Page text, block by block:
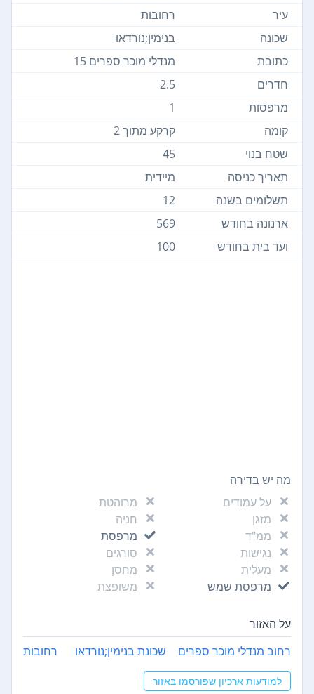
עיר
רחובות
שכונה
בנימין;נורדאו
כתובת
מנדלי מוכר ספרים 15
חדרים
2.5
מרפסות
1
קומה
קרקע מתוך 2
שטח בנוי
45
תאריך כניסה
מיידית
תשלומים בשנה
12
ארנונה בחודש
569
ועד בית בחודש
100
מה יש בדירה
על עמודים
מרוהטת
מזגן
חניה
ממ"ד
מרפסת
נגישות
סורגים
מעלית
מחסן
מרפסת שמש
משופצת
על האזור
רחוב מנדלי מוכר ספרים שכונת בנימין;נורדאו רחובות
למודעות ארכיון שפורסמו באזור